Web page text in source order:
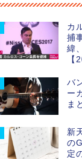
カ
捕
緯
【
バ
ー
ま
新
の
定